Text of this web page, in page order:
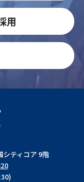
用
ティコア 9階